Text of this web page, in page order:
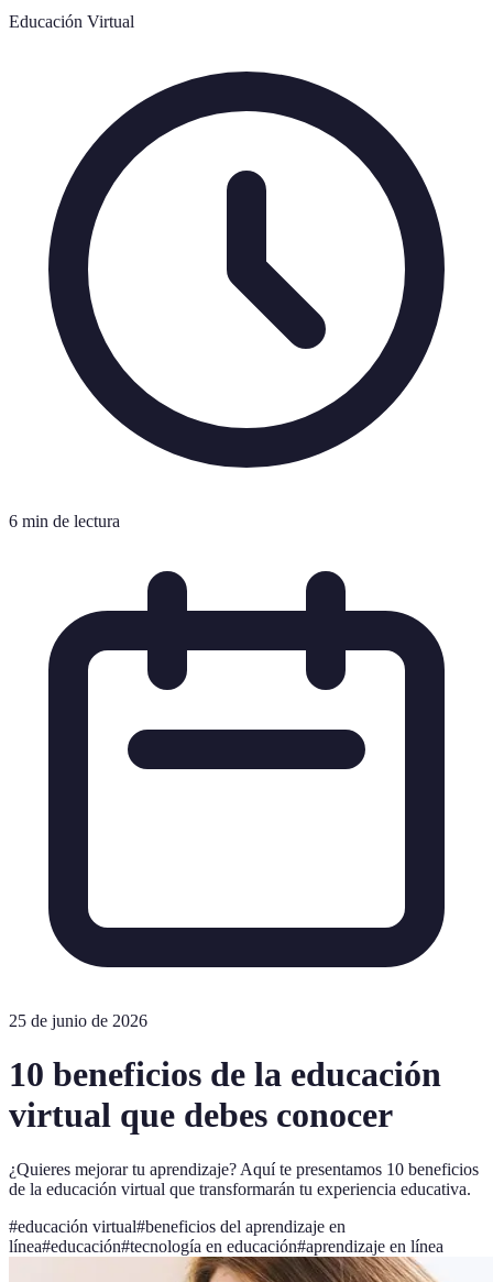
Educación Virtual
6 min de lectura
25 de junio de 2026
10 beneficios de la educación
virtual que debes conocer
¿Quieres mejorar tu aprendizaje? Aquí te presentamos 10 beneficios
de la educación virtual que transformarán tu experiencia educativa.
#educación virtual#beneficios del aprendizaje en
línea#educación#tecnología en educación#aprendizaje en línea